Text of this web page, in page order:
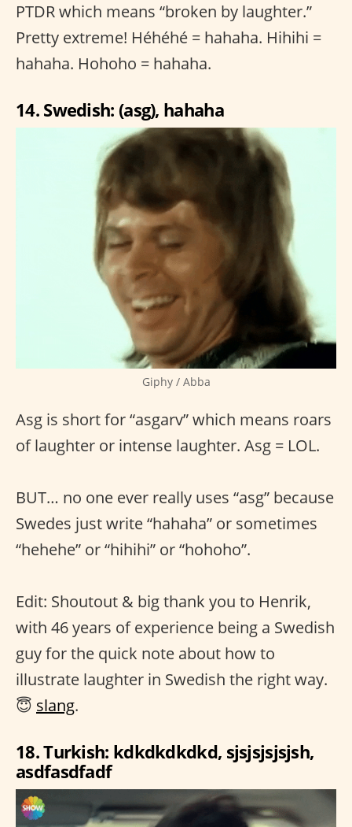
PTDR which means “broken by laughter.”
Pretty extreme! Héhéhé = hahaha. Hihihi =
hahaha. Hohoho = hahaha.
14. Swedish: (asg), hahaha
Giphy / Abba
Asg is short for “asgarv” which means roars
of laughter or intense laughter. Asg = LOL.
BUT… no one ever really uses “asg” because
Swedes just write “hahaha” or sometimes
“hehehe” or “hihihi” or “hohoho”.
Edit: Shoutout & big thank you to Henrik,
with 46 years of experience being a Swedish
guy for the quick note about how to
illustrate laughter in Swedish the right way.
😇 slang.
18. Turkish: kdkdkdkdkd, sjsjsjsjsjsh,
asdfasdfadf